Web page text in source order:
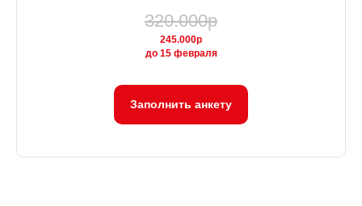
320.000р
245.000р
до 15 февраля
Заполнить анкету